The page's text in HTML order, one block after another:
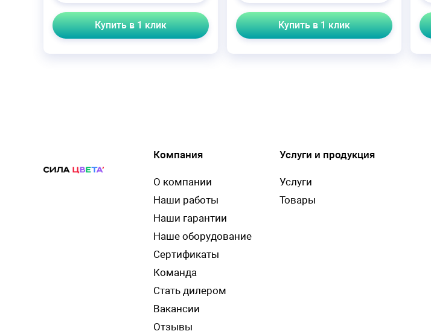
Купить в 1 клик Купить в 1 клик
Компания
О компании
Наши работы
Наши гарантии
Наше оборудование
Сертификаты
Команда
Стать дилером
Вакансии
Отзывы
Услуги и продукция
Услуги
Товары